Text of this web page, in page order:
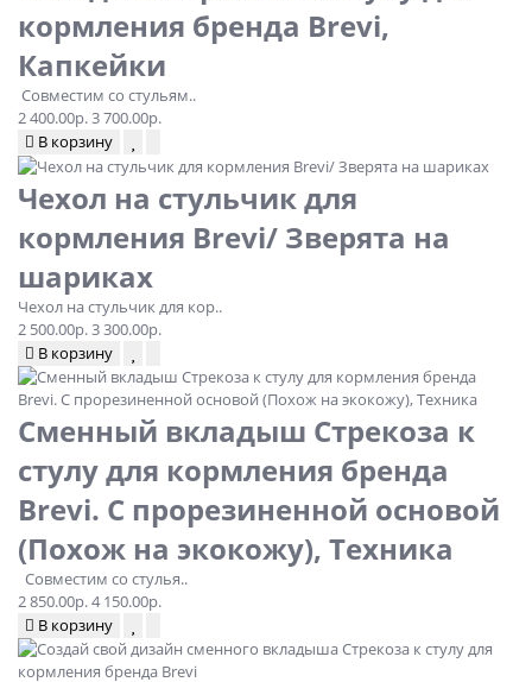
кормления бренда Brevi,
Капкейки
Совместим со стульям..
2 400.00р.3 700.00р.
В корзину
Чехол на стульчик для
кормления Brevi/ Зверята на
шариках
Чехол на стульчик для кор..
2 500.00р.3 300.00р.
В корзину
Сменный вкладыш Стрекоза к
стулу для кормления бренда
Brevi. С прорезиненной основой
(Похож на экокожу), Техника
Совместим со стулья..
2 850.00р.4 150.00р.
В корзину